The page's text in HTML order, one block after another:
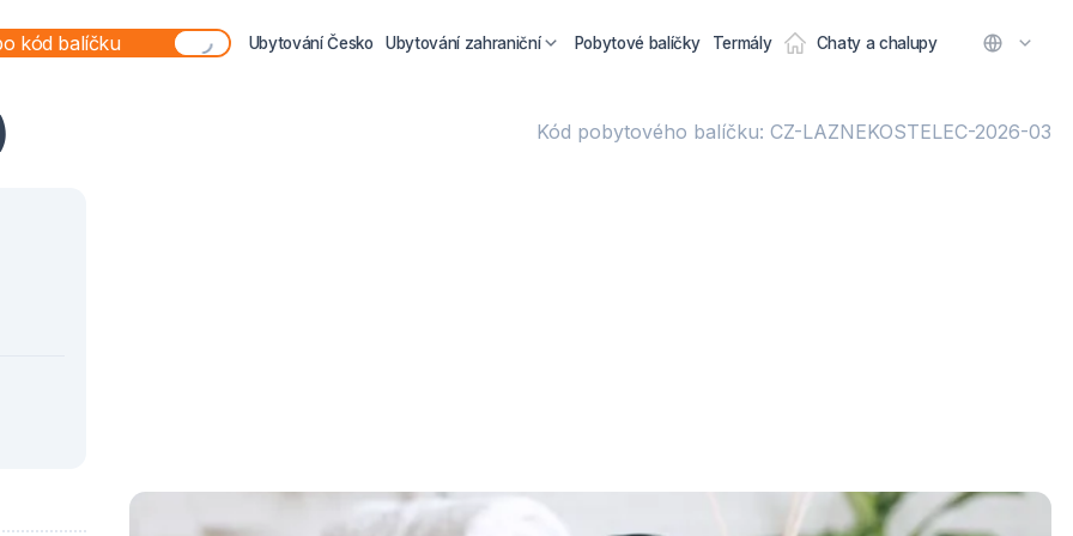
Ubytování Česko Ubytování zahraniční Pobytové balíčky Termály Chaty a chalupy
Kód pobytového balíčku: CZ-LAZNEKOSTELEC-2026-03